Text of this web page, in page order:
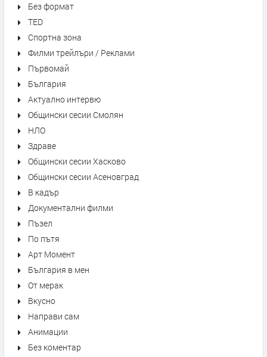
Без формат
TED
Спортна зона
Филми трейлъри / Реклами
Първомай
България
Актуално интервю
Общински сесии Смолян
НЛО
Здраве
Общински сесии Хасково
Общински сесии Асеновград
В кадър
Документални филми
Пъзел
По пътя
Арт Момент
България в мен
От мерак
Вкусно
Направи сам
Анимации
Без коментар